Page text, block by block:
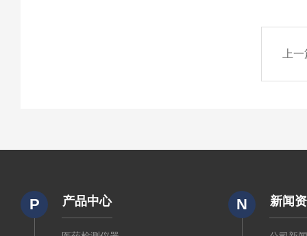
上
P 产品中心 N 新闻